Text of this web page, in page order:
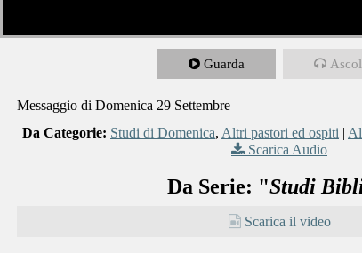
Guarda
Messaggio di Domenica 29 Settembre
Da Categorie: Studi di Domenica, Altri pastori ed ospiti |
Scarica Audio
Da Serie: "Studi
Scarica il video